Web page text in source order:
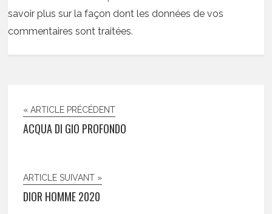
savoir plus sur la façon dont les données de vos
commentaires sont traitées.
« ARTICLE PRÉCÉDENT
ACQUA DI GIO PROFONDO
ARTICLE SUIVANT »
DIOR HOMME 2020